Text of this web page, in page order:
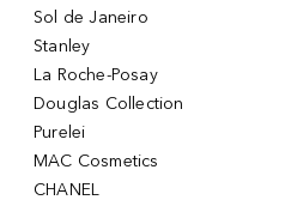
Sol de Janeiro
Stanley
La Roche-Posay
Douglas Collection
Purelei
MAC Cosmetics
CHANEL